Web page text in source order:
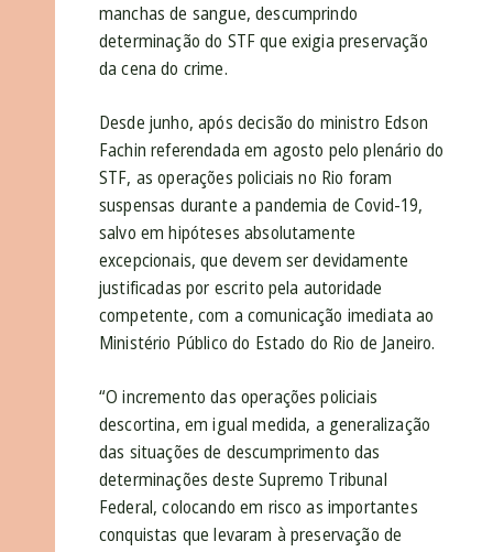
manchas de sangue, descumprindo
determinação do STF que exigia preservação
da cena do crime.
Desde junho, após decisão do ministro Edson
Fachin referendada em agosto pelo plenário do
STF, as operações policiais no Rio foram
suspensas durante a pandemia de Covid-19,
salvo em hipóteses absolutamente
excepcionais, que devem ser devidamente
justificadas por escrito pela autoridade
competente, com a comunicação imediata ao
Ministério Público do Estado do Rio de Janeiro.
“O incremento das operações policiais
descortina, em igual medida, a generalização
das situações de descumprimento das
determinações deste Supremo Tribunal
Federal, colocando em risco as importantes
conquistas que levaram à preservação de